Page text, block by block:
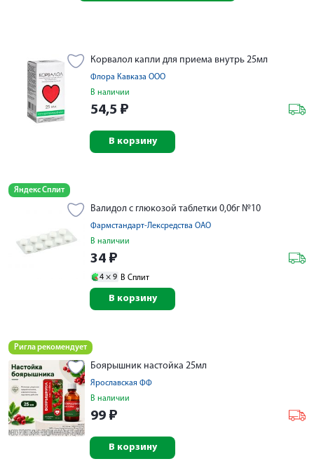
Корвалол капли для приема внутрь 25мл
Флора Кавказа ООО
В наличии
54,5 ₽
В корзину
Яндекс Сплит
Валидол с глюкозой таблетки 0,06г №10
Фармстандарт-Лексредства ОАО
В наличии
34 ₽
4 × 9 В Сплит
В корзину
Ригла рекомендует
Боярышник настойка 25мл
Ярославская ФФ
В наличии
99 ₽
В корзину